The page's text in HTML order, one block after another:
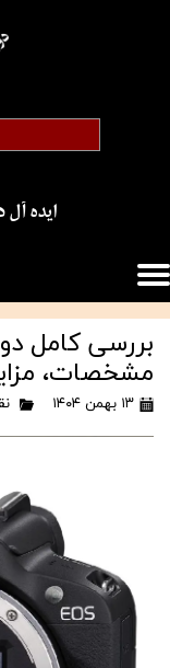
​​​​​​​ایده آل
مشخصات،
۱۳ بهمن ۱۴۰۴